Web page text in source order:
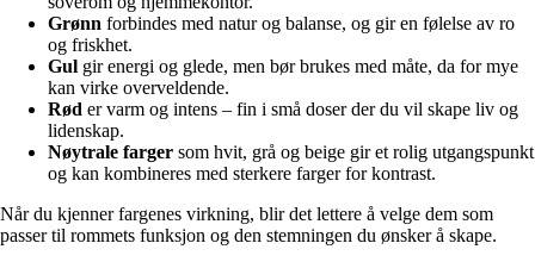
Grønn forbindes med natur og balanse, og gir en følelse av ro
og friskhet.
Gul gir energi og glede, men bør brukes med måte, da for mye
kan virke overveldende.
Rød er varm og intens – fin i små doser der du vil skape liv og
lidenskap.
Nøytrale farger som hvit, grå og beige gir et rolig utgangspunkt
og kan kombineres med sterkere farger for kontrast.
Når du kjenner fargenes virkning, blir det lettere å velge dem som
passer til rommets funksjon og den stemningen du ønsker å skape.